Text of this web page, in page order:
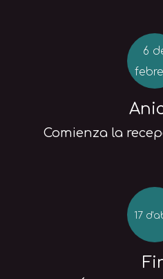
6
Comienza la
17